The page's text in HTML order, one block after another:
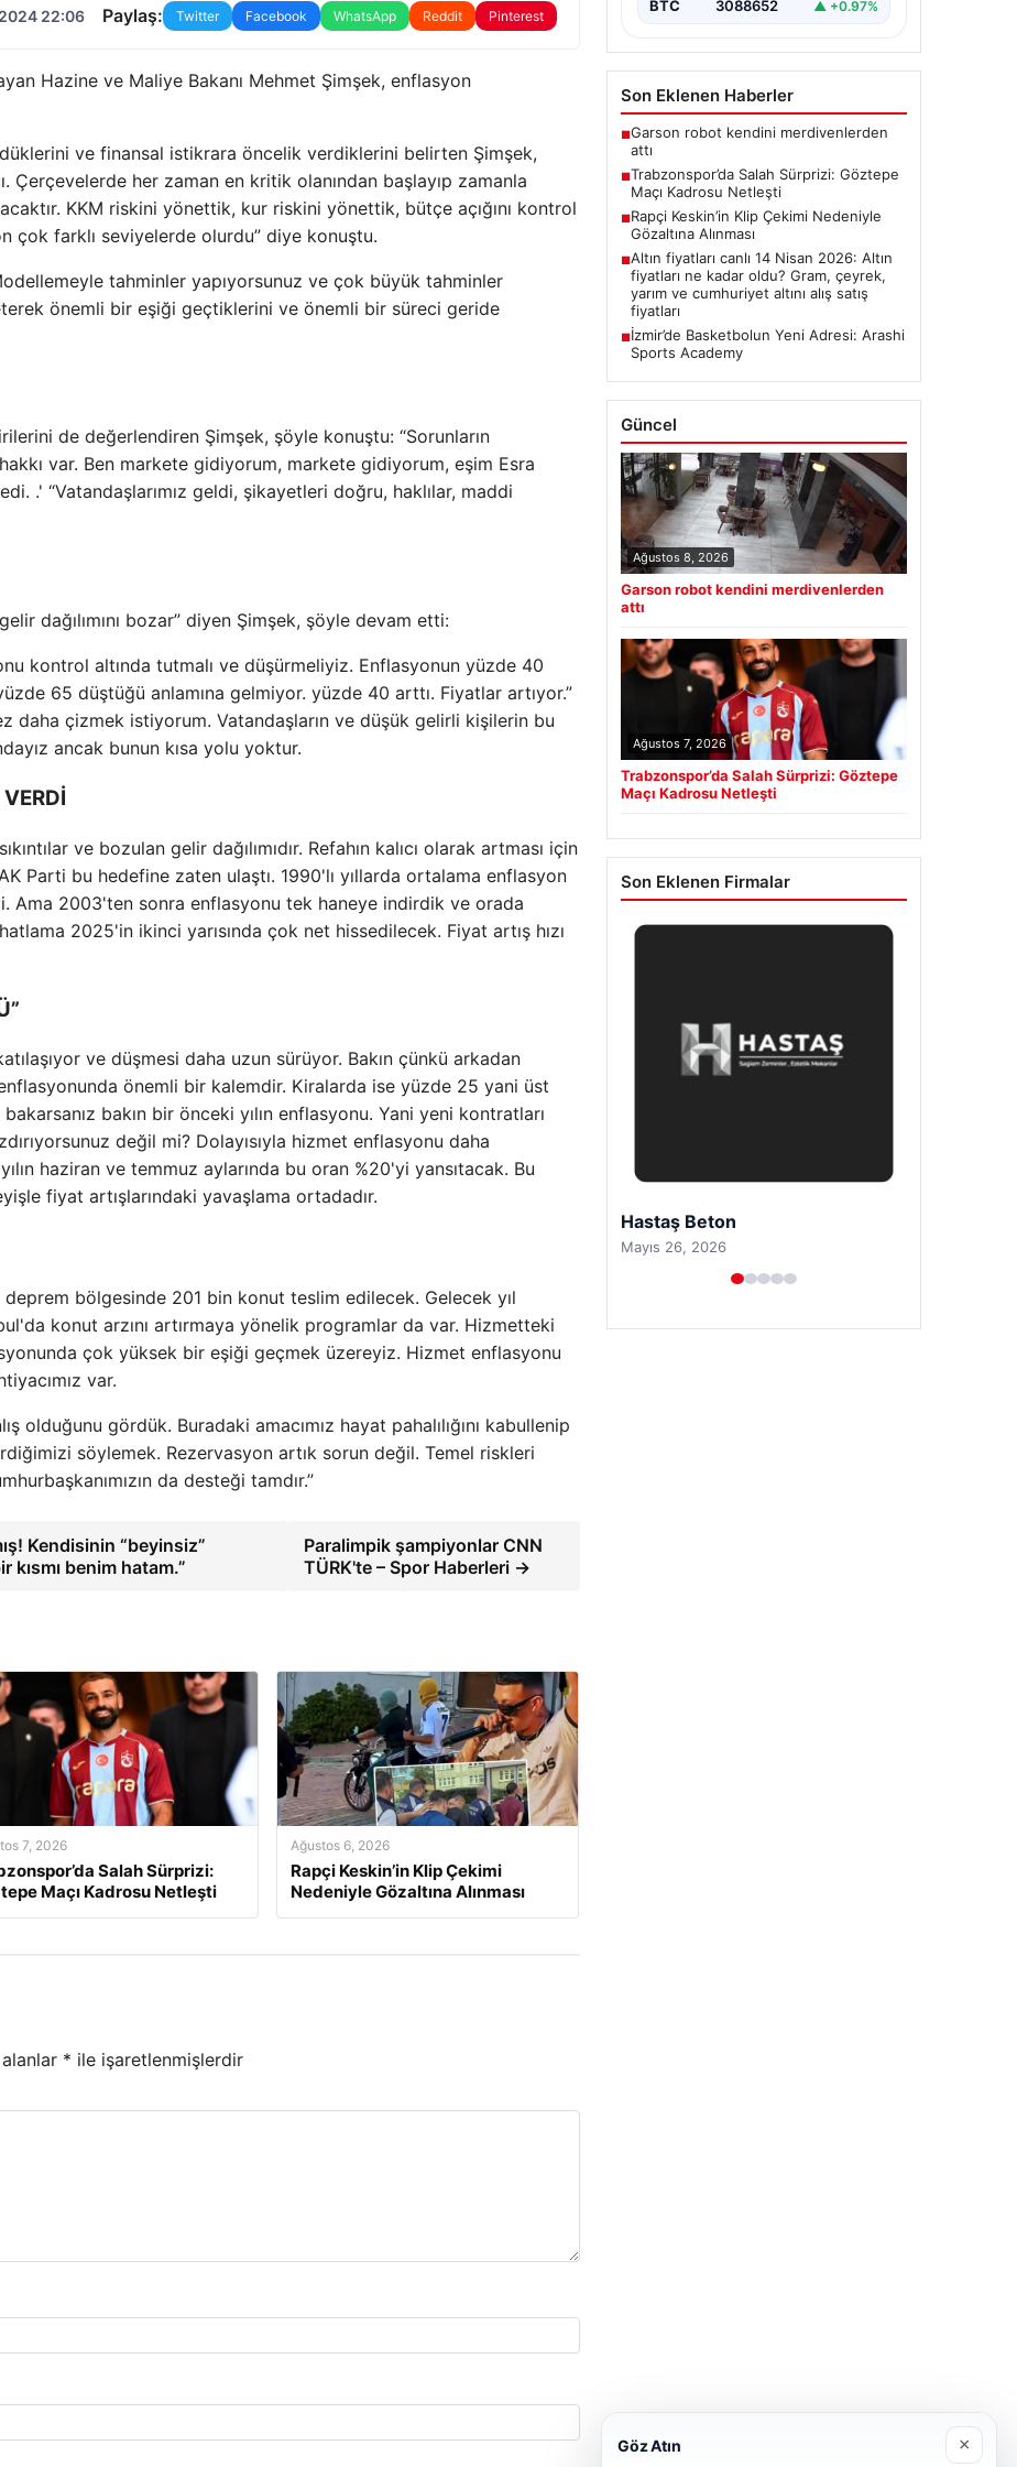
22:06 Paylaş: Twitter Facebook WhatsApp Reddit Pinterest
Hazine ve Maliye Bakanı Mehmet Şimşek, enflasyon
ve finansal istikrara öncelik verdiklerini belirten Şimşek,
Çerçevelerde her zaman en kritik olanından başlayıp zamanla
KKM riskini yönettik, kur riskini yönettik, bütçe açığını kontrol
çok farklı seviyelerde olurdu” diye konuştu.
tahminler yapıyorsunuz ve çok büyük tahminler
önemli bir eşiği geçtiklerini ve önemli bir süreci geride
de değerlendiren Şimşek, şöyle konuştu: “Sorunların
var. Ben markete gidiyorum, markete gidiyorum, eşim Esra
.' “Vatandaşlarımız geldi, şikayetleri doğru, haklılar, maddi
dağılımını bozar” diyen Şimşek, şöyle devam etti:
kontrol altında tutmalı ve düşürmeliyiz. Enflasyonun yüzde 40
65 düştüğü anlamına gelmiyor. yüzde 40 arttı. Fiyatlar artıyor.”
daha çizmek istiyorum. Vatandaşların ve düşük gelirli kişilerin bu
ancak bunun kısa yolu yoktur.
ve bozulan gelir dağılımıdır. Refahın kalıcı olarak artması için
Parti bu hedefine zaten ulaştı. 1990'lı yıllarda ortalama enflasyon
Ama 2003'ten sonra enflasyonu tek haneye indirdik ve orada
2025'in ikinci yarısında çok net hissedilecek. Fiyat artış hızı
ve düşmesi daha uzun sürüyor. Bakın çünkü arkadan
önemli bir kalemdir. Kiralarda ise yüzde 25 yani üst
bakın bir önceki yılın enflasyonu. Yani yeni kontratları
değil mi? Dolayısıyla hizmet enflasyonu daha
haziran ve temmuz aylarında bu oran %20'yi yansıtacak. Bu
fiyat artışlarındaki yavaşlama ortadadır.
deprem bölgesinde 201 bin konut teslim edilecek. Gelecek yıl
konut arzını artırmaya yönelik programlar da var. Hizmetteki
çok yüksek bir eşiği geçmek üzereyiz. Hizmet enflasyonu
var.
olduğunu gördük. Buradaki amacımız hayat pahalılığını kabullenip
söylemek. Rezervasyon artık sorun değil. Temel riskleri
da desteği tamdır.”
Kendisinin “beyinsiz”
benim hatam.”
Paralimpik şampiyonlar CNN
TÜRK'te – Spor Haberleri →
7, 2026
Salah Sürprizi:
Maçı Kadrosu Netleşti
Ağustos 6, 2026
Rapçi Keskin’in Klip Çekimi
Nedeniyle Gözaltına Alınması
* ile işaretlenmişlerdir
BTC 3088652 ▲ +0.97%
Son Eklenen Haberler
■Garson robot kendini merdivenlerden
attı
■Trabzonspor’da Salah Sürprizi: Göztepe
Maçı Kadrosu Netleşti
■Rapçi Keskin’in Klip Çekimi Nedeniyle
Gözaltına Alınması
■Altın fiyatları canlı 14 Nisan 2026: Altın
fiyatları ne kadar oldu? Gram, çeyrek,
yarım ve cumhuriyet altını alış satış
fiyatları
■İzmir’de Basketbolun Yeni Adresi: Arashi
Sports Academy
Güncel
Ağustos 8, 2026
Garson robot kendini merdivenlerden
attı
Ağustos 7, 2026
Trabzonspor’da Salah Sürprizi: Göztepe
Maçı Kadrosu Netleşti
Son Eklenen Firmalar
Prenses Night Club
Nisan 29, 2026
Göz Atın ×